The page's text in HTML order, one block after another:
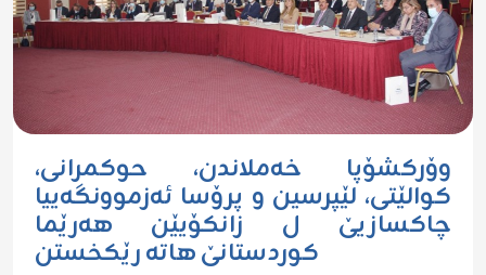
وۆركشۆپا خه‌ملاندن، حوكمرانى،
كوالێتى، لێپرسین و پرۆسا ئه‌زموونگه‌ییا
چاكسازیێ ل زانكۆیێن هه‌رێما
كوردستانێ هاته‌ رێكخستن